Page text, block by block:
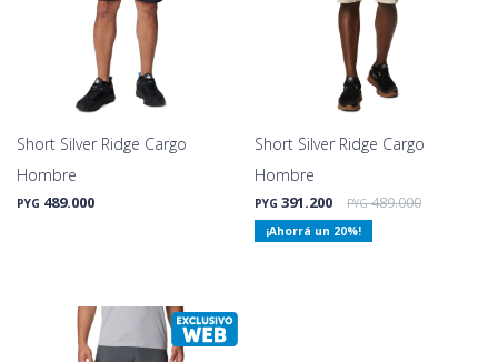
Short Silver Ridge Cargo
Hombre
PYG 489.000
Short Silver Ridge Cargo
Hombre
PYG 391.200 PYG 489.000
20